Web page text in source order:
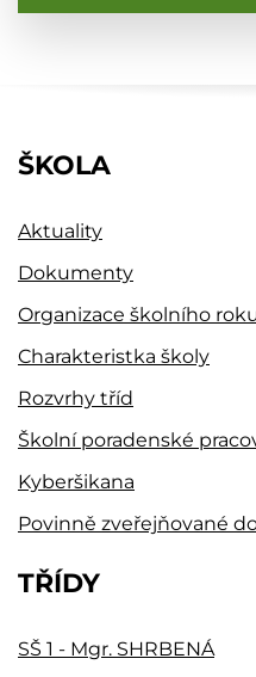
ŠKOLA
Aktuality
Dokumenty
Organizace školního
Charakteristka školy
Rozvrhy tříd
Školní poradenské
Kyberšikana
Povinně zveřejňované
TŘÍDY
SŠ 1 - Mgr. SHRBENÁ